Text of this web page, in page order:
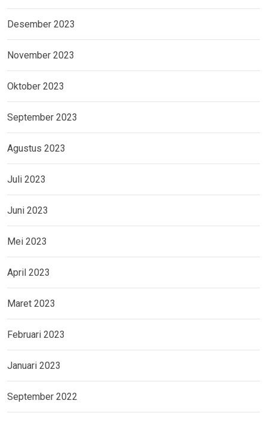
Desember 2023
November 2023
Oktober 2023
September 2023
Agustus 2023
Juli 2023
Juni 2023
Mei 2023
April 2023
Maret 2023
Februari 2023
Januari 2023
September 2022